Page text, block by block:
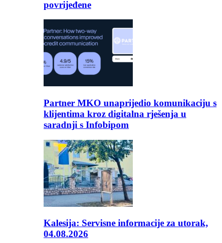
povrijeđene
Partner MKO unaprijedio komunikaciju s
klijentima kroz digitalna rješenja u
saradnji s Infobipom
Kalesija: Servisne informacije za utorak,
04.08.2026